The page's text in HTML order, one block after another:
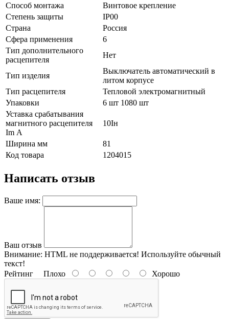
Способ монтажа
Винтовое крепление
Степень защиты
IP00
Страна
Россия
Сфера применения
6
Тип дополнительного
расцепителя
Нет
Тип изделия
Выключатель автоматический в
литом корпусе
Тип расцепителя
Тепловой электромагнитный
Упаковки
6 шт 1080 шт
Уставка срабатывания
магнитного расцепителя
Im А
10Iн
Ширина мм
81
Код товара
1204015
Написать отзыв
Ваше имя:
Ваш отзыв
Внимание: HTML не поддерживается! Используйте обычный
текст!
Рейтинг Плохо Хорошо